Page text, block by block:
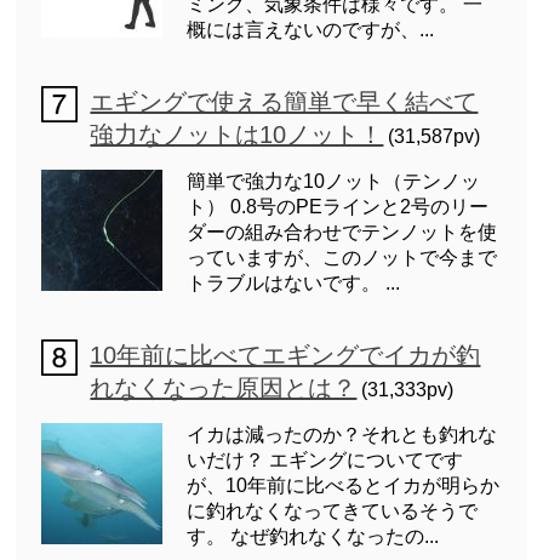
ミング、気象条件は様々です。 一
概には言えないのですが、...
エギングで使える簡単で早く結べて
強力なノットは10ノット！
(31,587pv)
簡単で強力な10ノット（テンノッ
ト） 0.8号のPEラインと2号のリー
ダーの組み合わせでテンノットを使
っていますが、このノットで今まで
トラブルはないです。 ...
10年前に比べてエギングでイカが釣
れなくなった原因とは？ (31,333pv)
イカは減ったのか？それとも釣れな
いだけ？ エギングについてです
が、10年前に比べるとイカが明らか
に釣れなくなってきているそうで
す。 なぜ釣れなくなったの...